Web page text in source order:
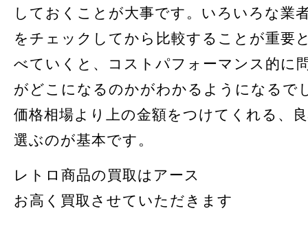
しておくことが大事です。いろいろな業
をチェックしてから比較することが重要
べていくと、コストパフォーマンス的に
がどこになるのかがわかるようになるで
価格相場より上の金額をつけてくれる、
選ぶのが基本です。
レトロ商品の買取はアース
お高く買取させていただきます